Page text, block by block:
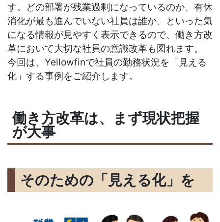
す。どの部署が残業過剰になっているのか、有休
消化が最も進んでいない社員は誰か、といった気
になる情報が見やすく表示できるので、働き方改
革において大切な社員の意識改革も図れます。
今回は、Yellowfinで社員の勤務状況を 「見える
化」 する事例をご紹介します。
働き方改革は、まず現状把握
が大事
そのための「見える化」を